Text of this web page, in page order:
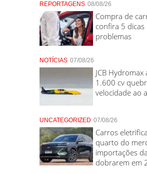
REPORTAGENS 08/08/26
Compra de
confira 5
problemas
NOTÍCIAS 07/08/26
JCB
1.600 cv
velocidade ao
UNCATEGORIZED 07/08/26
Carros
quarto do
importações
dobrarem em